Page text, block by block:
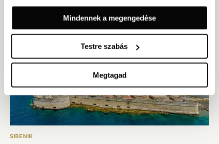
Mindennek a megengedése
Testre szabás
Megtagad
FEDEZZE FEL
SIBENIK